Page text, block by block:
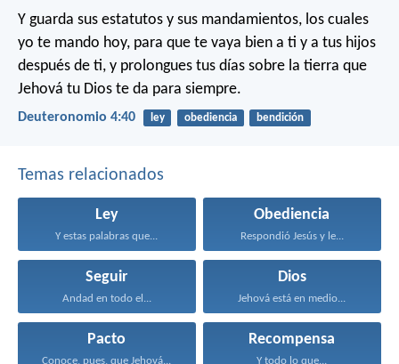
Y guarda sus estatutos y sus mandamientos, los cuales
yo te mando hoy, para que te vaya bien a ti y a tus hijos
después de ti, y prolongues tus días sobre la tierra que
Jehová tu Dios te da para siempre.
Deuteronomio 4:40 ley obediencia bendición
Temas relacionados
Ley
Y estas palabras que...
Obediencia
Respondió Jesús y le...
Seguir
Andad en todo el...
Dios
Jehová está en medio...
Pacto
Conoce, pues, que Jehová...
Recompensa
Y todo lo que...